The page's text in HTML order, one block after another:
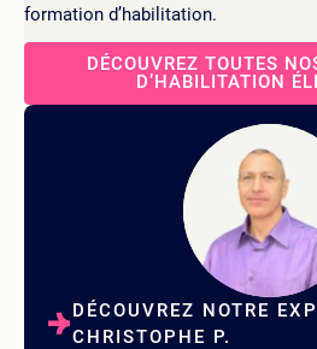
formation d’habilitation.
DÉCOUVREZ TOUTES
D’HABILITATION
DÉCOUVREZ NOTRE
CHRISTOPHE P.